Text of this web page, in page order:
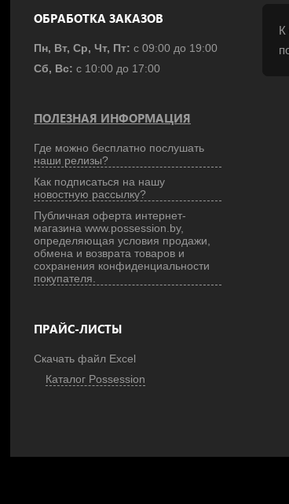
ОБРАБОТКА ЗАКАЗОВ
Пн, Вт, Ср, Чт, Пт: с 09:00 до 19:00
Сб, Вс: с 10:00 до 17:00
ПОЛЕЗНАЯ ИНФОРМАЦИЯ
Где можно бесплатно послушать
наши релизы?
Как подписаться на нашу
новостную рассылку?
Публичная оферта интернет-
магазина www.possession.by,
определяющая условия продажи,
обмена и возврата товаров и
сохранения конфиденциальности
покупателя.
ПРАЙС-ЛИСТЫ
Скачать файл Excel
Каталог Possession
К